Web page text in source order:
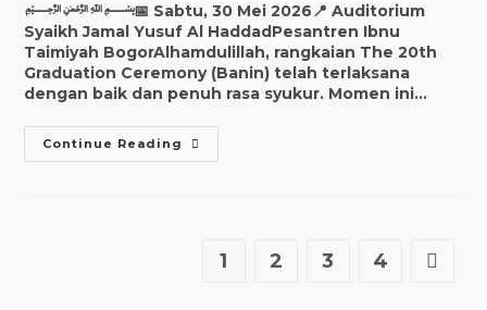
﷽📅 Sabtu, 30 Mei 2026📍 Auditorium
Syaikh Jamal Yusuf Al HaddadPesantren Ibnu
Taimiyah BogorAlhamdulillah, rangkaian The 20th
Graduation Ceremony (Banin) telah terlaksana
dengan baik dan penuh rasa syukur. Momen ini…
Continue Reading
1 2 3 4